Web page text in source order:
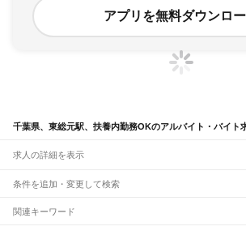
アプリを無料ダウンロ
千葉県、東総元駅、扶養内勤務OKのアルバイト・バイト
求人の詳細を表示
条件を追加・変更して検索
市区町村を追加・変更
関連キーワード